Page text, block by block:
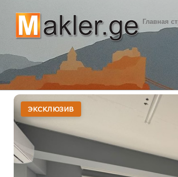
Главная
ЭКСКЛЮЗИВ